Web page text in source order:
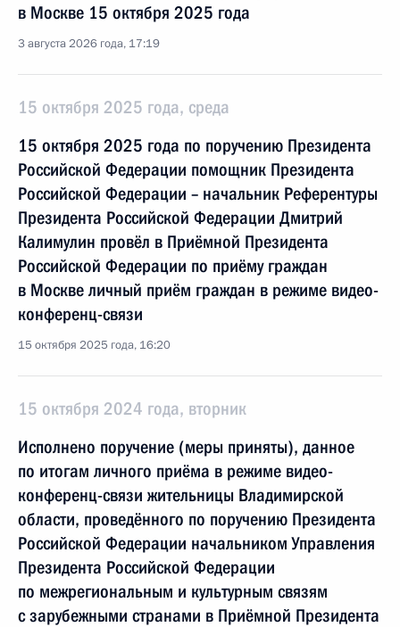
в Москве 15 октября 2025 года
3 августа 2026 года, 17:19
15 октября 2025 года, среда
15 октября 2025 года по поручению Президента
Российской Федерации помощник Президента
Российской Федерации – начальник Референтуры
Президента Российской Федерации Дмитрий
Калимулин провёл в Приёмной Президента
Российской Федерации по приёму граждан
в Москве личный приём граждан в режиме видео-
конференц-связи
15 октября 2025 года, 16:20
15 октября 2024 года, вторник
Исполнено поручение (меры приняты), данное
по итогам личного приёма в режиме видео-
конференц-связи жительницы Владимирской
области, проведённого по поручению Президента
Российской Федерации начальником Управления
Президента Российской Федерации
по межрегиональным и культурным связям
с зарубежными странами в Приёмной Президента